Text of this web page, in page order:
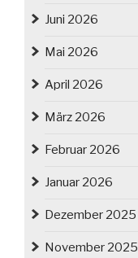
Juni 2026
Mai 2026
April 2026
März 2026
Februar 2026
Januar 2026
Dezember 2025
November 2025